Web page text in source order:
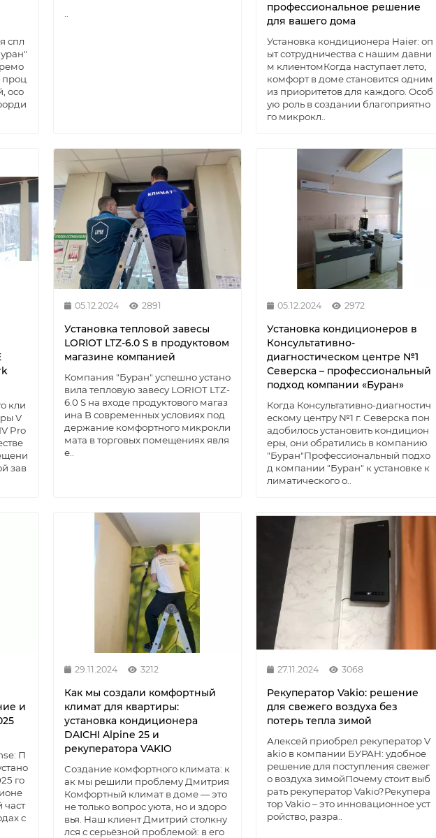
спл
проц
осо
профессиональное решение
для вашего дома
Установка кондиционера Haier: оп
ыт сотрудничества с нашим давни
м клиентомКогда наступает лето,
комфорт в доме становится одним
из приоритетов для каждого. Особ
ую роль в создании благоприятно
го микрокл..
кли
V
Pro
зав
05.12.2024 2891
Установка тепловой завесы
LORIOT LTZ-6.0 S в продуктовом
магазине компанией
Компания "Буран" успешно устано
вила тепловую завесу LORIOT LTZ-
6.0 S на входе продуктового магаз
ина В современных условиях под
держание комфортного микрокли
мата в торговых помещениях явля
е..
05.12.2024 2972
Установка кондиционеров в
Консультативно-
диагностическом центре №1
Северска – профессиональный
подход компании «Буран»
Когда Консультативно-диагностич
ескому центру №1 г. Северска пон
адобилось установить кондицион
еры, они обратились в компанию
"Буран"Профессиональный подхо
д компании "Буран" к установке к
лиматического о..
и
П
го
част
с
29.11.2024 3212
Как мы создали комфортный
климат для квартиры:
установка кондиционера
DAICHI Alpine 25 и
рекуператора VAKIO
Создание комфортного климата: к
ак мы решили проблему Дмитрия
Комфортный климат в доме — это
не только вопрос уюта, но и здоро
вья. Наш клиент Дмитрий столкну
лся с серьёзной проблемой: в его
27.11.2024 3068
Рекуператор Vakio: решение
для свежего воздуха без
потерь тепла зимой
Алексей приобрел рекуператор V
akio в компании БУРАН: удобное
решение для поступления свежег
о воздуха зимойПочему стоит выб
рать рекуператор Vakio?Рекупера
тор Vakio – это инновационное уст
ройство, разра..